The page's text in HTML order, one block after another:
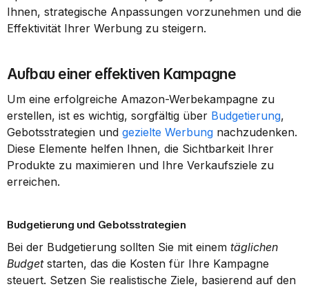
Ihnen, strategische Anpassungen vorzunehmen und die
Effektivität Ihrer Werbung zu steigern.
Aufbau einer effektiven Kampagne
Um eine erfolgreiche Amazon-Werbekampagne zu
erstellen, ist es wichtig, sorgfältig über Budgetierung,
Gebotsstrategien und gezielte Werbung nachzudenken.
Diese Elemente helfen Ihnen, die Sichtbarkeit Ihrer
Produkte zu maximieren und Ihre Verkaufsziele zu
erreichen.
Budgetierung und Gebotsstrategien
Bei der Budgetierung sollten Sie mit einem täglichen
Budget starten, das die Kosten für Ihre Kampagne
steuert. Setzen Sie realistische Ziele, basierend auf den